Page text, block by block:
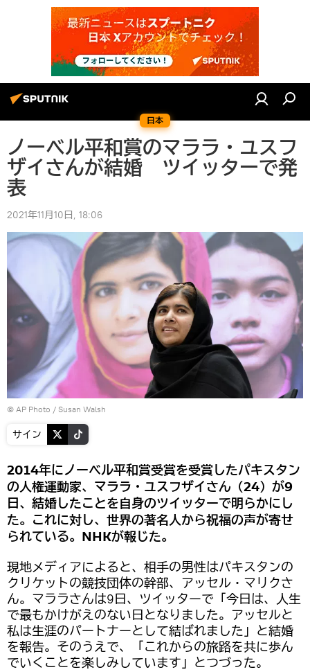
日本
ノーベル平和賞のマララ・ユスフ
ザイさんが結婚 ツイッターで発
表
2021年11月10日, 18:06
© AP Photo / Susan Walsh
サイン
2014年にノーベル平和賞受賞を受賞したパキスタン
の人権運動家、マララ・ユスフザイさん（24）が9
日、結婚したことを自身のツイッターで明らかにし
た。これに対し、世界の著名人から祝福の声が寄せ
られている。NHKが報じた。
現地メディアによると、相手の男性はパキスタンの
クリケットの競技団体の幹部、アッセル・マリクさ
ん。マララさんは9日、ツイッターで「今日は、人生
で最もかけがえのない日となりました。アッセルと
私は生涯のパートナーとして結ばれました」と結婚
を報告。そのうえで、「これからの旅路を共に歩ん
でいくことを楽しみしています」とつづった。